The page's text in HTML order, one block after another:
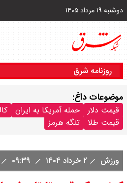
دوشنبه ۱۹ مرداد ۱۴۰۵
روزنامه شرق
موضوعات داغ:
قیمت دلار حمله آمریکا به ایران
قیمت طلا
تنگه هرمز
ورزش ۲ خرداد ۱۴۰۴